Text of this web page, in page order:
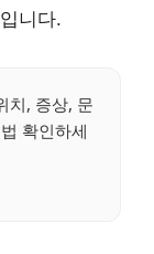
니다.
치, 증상, 문
확인하세